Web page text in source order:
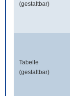
(gestaltbar)
Tabelle
(gestaltbar)